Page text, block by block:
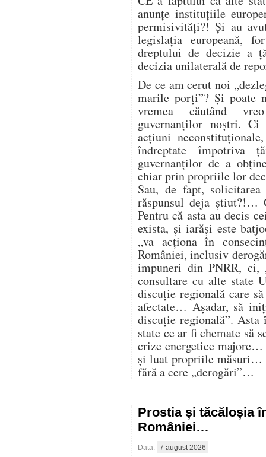
anunțe instituțiile
permisivități?! Și au
legislația europeană,
dreptului de decizie a
decizia unilaterală de
De ce am cerut noi
marile porți”? Și poate
vremea căutând
guvernanților noștri.
acțiuni
îndreptate împotriva
guvernanților de a
chiar prin propriile lor
Sau, de fapt,
răspunsul deja știut?!…
Pentru că asta au decis
exista, și iarăși este
„va acționa în
României, inclusiv
impuneri din PNRR, ci,
consultare cu alte state
discuție regională care
afectate… Așadar, să
discuție regională”.
state ce ar fi chemate să
crize energetice
și luat propriile măsuri…
fără a cere „derogări”…
Prostia și tăcăloșia
României…
Data: 7 august 2026